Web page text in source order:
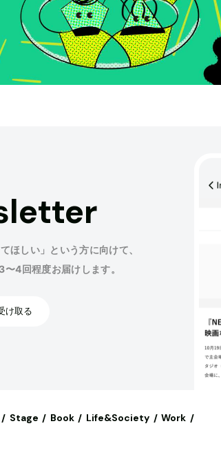
ほしい」という方に向けて、
4回程度お届けします。
け取る
Stage Book Life&Society
Work